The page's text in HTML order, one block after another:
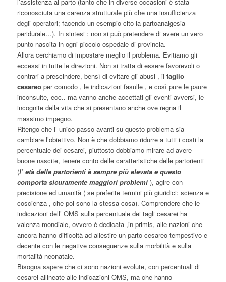
riconosciuta una carenza strutturale più che una insufficienza
degli operatori; facendo un esempio cito la partoanalgesia
peridurale…). In sintesi : non si può pretendere di avere un vero
punto nascita in ogni piccolo ospedale di provincia.
Allora cerchiamo di impostare meglio il problema. Evitiamo gli
eccessi in tutte le direzioni. Non si tratta di essere favorevoli o
contrari a prescindere, bensì di evitare gli abusi , il taglio
cesareoper comodo , le indicazioni fasulle , e così pure le paure
inconsulte, ecc.. ma vanno anche accettati gli eventi avversi, le
incognite della vita che si presentano anche ove regna il
massimo impegno.
Ritengo che l’ unico passo avanti su questo problema sia
cambiare l’obiettivo. Non è che dobbiamo ridurre a tutti i costi la
percentuale dei cesarei, piuttosto dobbiamo mirare ad avere
buone nascite, tenere conto delle caratteristiche delle partorienti
(l’ età delle partorienti è sempre più elevata e questo
comporta sicuramente maggiori problemi ), agire con
precisione ed umanità ( se preferite termini più giuridici: scienza e
coscienza , che poi sono la stessa cosa). Comprendere che le
indicazioni dell’ OMS sulla percentuale dei tagli cesarei ha
valenza mondiale, ovvero è dedicata ,in primis, alle nazioni che
ancora hanno difficoltà ad allestire un parto cesareo tempestivo e
decente con le negative conseguenze sulla morbilità e sulla
mortalità neonatale.
Bisogna sapere che ci sono nazioni evolute, con percentuali di
cesarei allineate alle indicazioni OMS, ma che hanno